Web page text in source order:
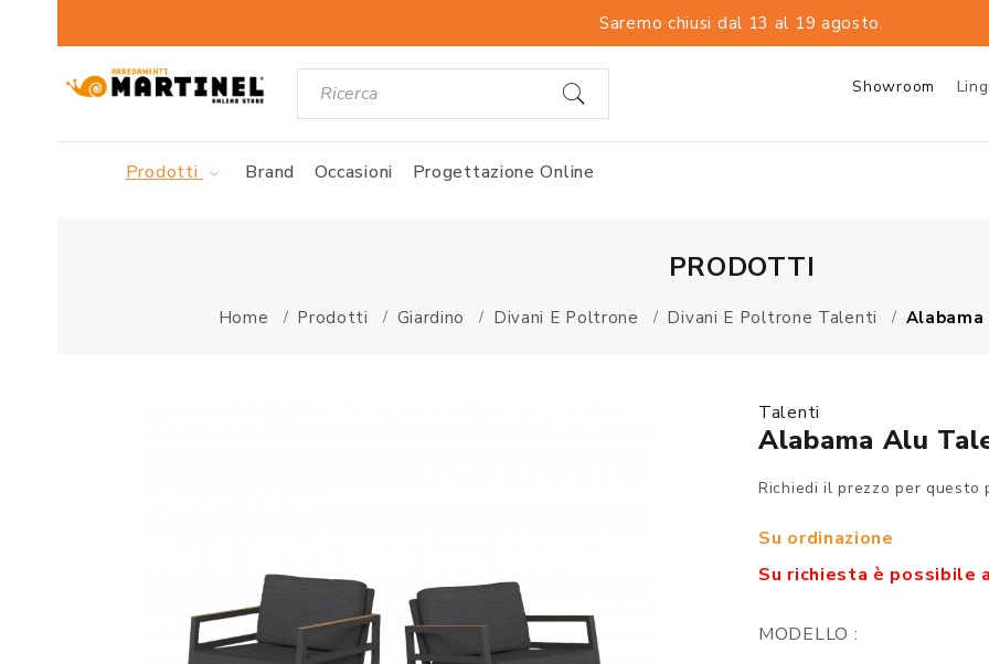
Saremo chiusi dal 13 al 19 agosto.
Showroom
Prodotti Brand Occasioni Progettazione Online
PRODOTTI
Home Prodotti Giardino Divani E Poltrone Divani E Poltrone Talenti
Talenti
Alabama Alu
Richiedi il prezzo per
Su ordinazione
Su richiesta è possibile
MODELLO :